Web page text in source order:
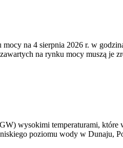
na 4 sierpnia 2026 r. w
na rynku mocy muszą je
wysokimi temperaturami, które
poziomu wody w Dunaju,